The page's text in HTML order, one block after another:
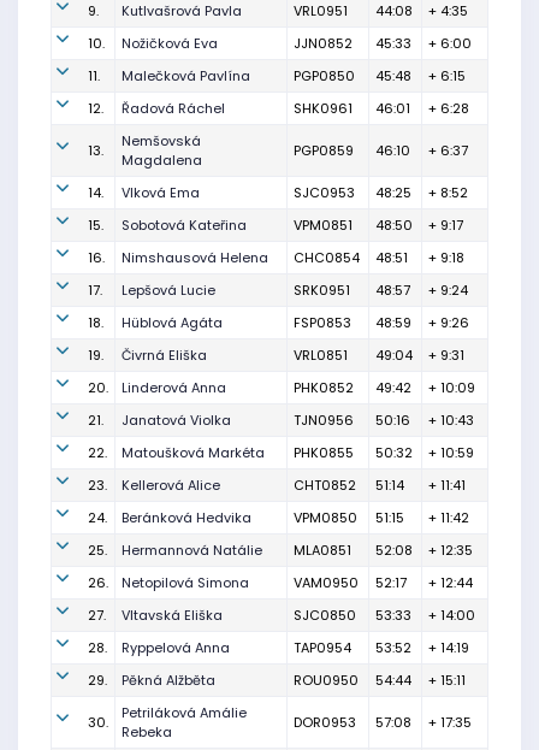
9.
Kutlvašrová Pavla VRL0951 44:08
+ 4:35
10.
Nožičková Eva JJN0852 45:33
+ 6:00
11.
Malečková Pavlína PGP0850 45:48
+ 6:15
12.
Řadová Ráchel SHK0961 46:01 + 6:28
13.
Nemšovská
Magdalena
PGP0859 46:10 + 6:37
14. Vlková Ema SJC0953 48:25
+ 8:52
15.
Sobotová Kateřina VPM0851 48:50
+ 9:17
16.
Nimshausová Helena CHC0854 48:51
+ 9:18
17.
Lepšová Lucie SRK0951 48:57
+ 9:24
18.
Hüblová Agáta FSP0853 48:59
+ 9:26
19.
Čivrná Eliška VRL0851 49:04
+ 9:31
20.
Linderová Anna PHK0852 49:42
+ 10:09
21.
Janatová Violka TJN0956 50:16
+ 10:43
22.
Matoušková Markéta PHK0855 50:32
+ 10:59
23.
Kellerová Alice CHT0852 51:14
+ 11:41
24.
Beránková Hedvika VPM0850 51:15
+ 11:42
25.
Hermannová Natálie MLA0851 52:08
+ 12:35
26.
Netopilová Simona VAM0950 52:17
+ 12:44
27.
Vltavská Eliška SJC0850 53:33
+ 14:00
28.
Ryppelová Anna TAP0954 53:52
+ 14:19
29.
Pěkná Alžběta ROU0950 54:44 + 15:11
30.
Petriláková Amálie
Rebeka
DOR0953 57:08 + 17:35